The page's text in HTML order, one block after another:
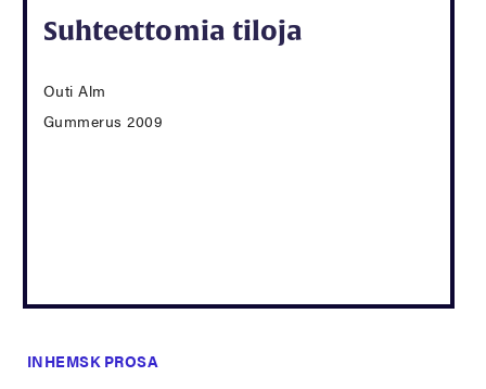
Suhteettomia tiloja
Outi Alm
Gummerus 2009
INHEMSK PROSA